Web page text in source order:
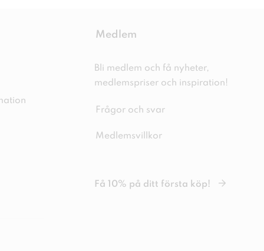
Medlem
Bli medlem och få nyheter,
medlemspriser och inspiration!
Frågor och svar
Medlemsvillkor
Få 10% på ditt första köp!